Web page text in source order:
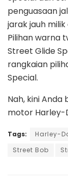
penguasaan
jarak jauh
Pilihan warna
Street Glide
rangkaian
Special.
Nah, kini
motor Harley-
Tags: Harley-
Street Bob